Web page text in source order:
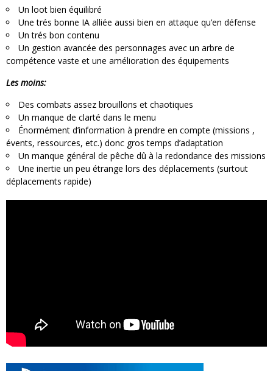
Un loot bien équilibré
Une trés bonne IA alliée aussi bien en attaque qu’en défense
Un trés bon contenu
Un gestion avancée des personnages avec un arbre de
compétence vaste et une amélioration des équipements
Les moins:
Des combats assez brouillons et chaotiques
Un manque de clarté dans le menu
Énormément d’information à prendre en compte (missions ,
évents, ressources, etc.) donc gros temps d’adaptation
Un manque général de pêche dû à la redondance des missions
Une inertie un peu étrange lors des déplacements (surtout
déplacements rapide)